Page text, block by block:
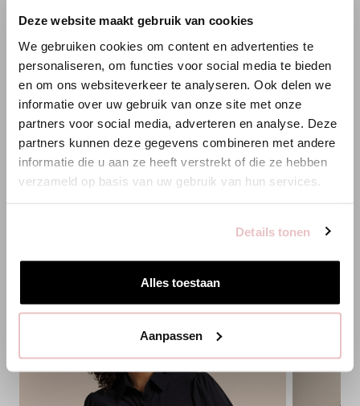
Deze website maakt gebruik van cookies
We gebruiken cookies om content en advertenties te
personaliseren, om functies voor social media te bieden
en om ons websiteverkeer te analyseren. Ook delen we
informatie over uw gebruik van onze site met onze
partners voor social media, adverteren en analyse. Deze
partners kunnen deze gegevens combineren met andere
informatie die u aan ze heeft verstrekt of die ze hebben
verzameld op basis van uw gebruik van hun services.
Details tonen
Alles toestaan
Aanpassen
XS S M L XL XXL
HINZUFÜGEN
WILLKOMMEN BEI STUDIO
ANNELOES
Es scheint, dass du uns von einem anderen Land aus
Bist du am richtigen Ort?
Zur niederländischen Seite wechseln